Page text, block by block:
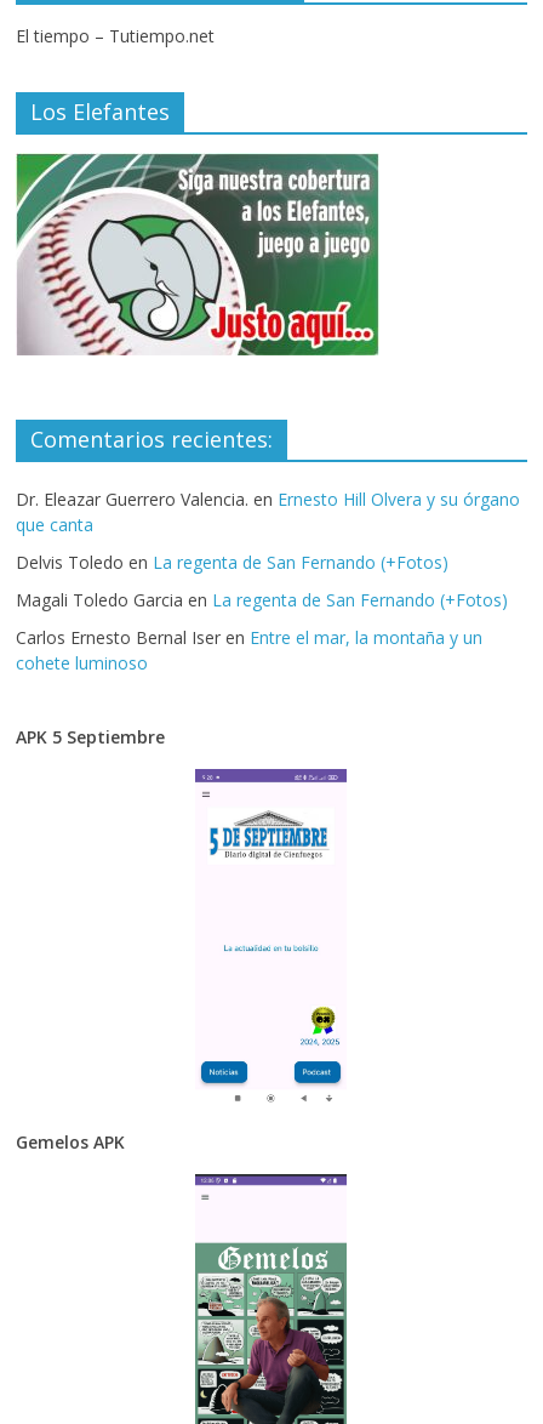
El tiempo – Tutiempo.net
Los Elefantes
Comentarios recientes:
Dr. Eleazar Guerrero Valencia. en Ernesto Hill Olvera y su órgano
que canta
Delvis Toledo en La regenta de San Fernando (+Fotos)
Magali Toledo Garcia en La regenta de San Fernando (+Fotos)
Carlos Ernesto Bernal Iser en Entre el mar, la montaña y un
cohete luminoso
APK 5 Septiembre
Gemelos APK